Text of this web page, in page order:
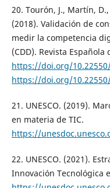
20. Tourón, J., Martín,
(2018). Validación de
medir la competencia
(CDD). Revista
https://doi.org/10.22550/
https://doi.org/10.22550/
21. UNESCO. (2019).
en materia de TIC.
https://
22. UNESCO. (2021).
Innovación Tecnológica